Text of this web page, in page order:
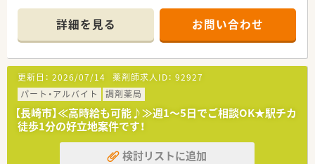
く安心して就業出来る環境です。
■eラーニング制度で自宅に居ながらも自己研磨できます。
■内科ほか、複数科目の調剤があります。
■時間帯や時間数は個別に相談できます！
詳細を見る お問い合わせ
更新日： 2026/07/14 薬剤師求人ID： 92927
パート・アルバイト
調剤薬局
【長崎市】≪高時給も可能♪≫週1～5日でご相談OK★駅チカ
徒歩1分の好立地案件です！
検討リストに追加